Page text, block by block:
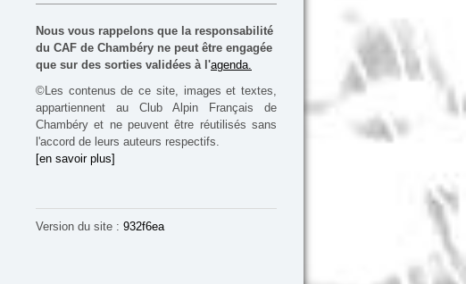
Nous vous rappelons que la responsabilité
du CAF de Chambéry ne peut être engagée
que sur des sorties validées à l'agenda.
©Les contenus de ce site, images et textes,
appartiennent au Club Alpin Français de
Chambéry et ne peuvent être réutilisés sans
l'accord de leurs auteurs respectifs.
[en savoir plus]
Version du site : 932f6ea